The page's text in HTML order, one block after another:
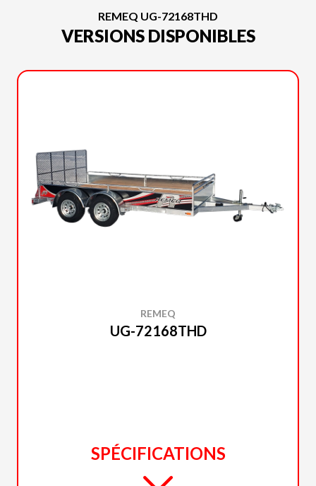
REMEQ UG-72168THD
VERSIONS DISPONIBLES
REMEQ
UG-72168THD
SPÉCIFICATIONS